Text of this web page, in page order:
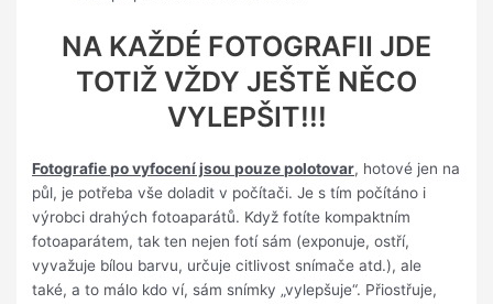
NA KAŽDÉ FOTOGRAFII JDE
TOTIŽ VŽDY JEŠTĚ NĚCO
VYLEPŠIT!!!
Fotografie po vyfocení jsou pouze polotovar, hotové jen na
půl, je potřeba vše doladit v počítači. Je s tím počítáno i
výrobci drahých fotoaparátů. Když fotíte kompaktním
fotoaparátem, tak ten nejen fotí sám (exponuje, ostří,
vyvažuje bílou barvu, určuje citlivost snímače atd.), ale
také, a to málo kdo ví, sám snímky „vylepšuje“. Přiostřuje,